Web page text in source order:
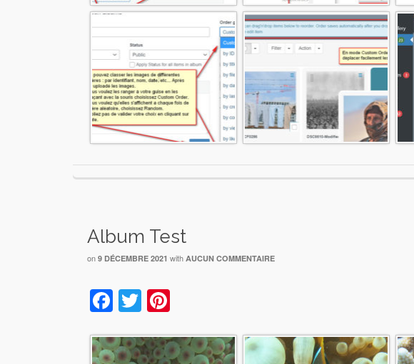
Album Test
on 9 DÉCEMBRE 2021 with AUCUN COMMENTAIRE
Facebook
Twitter